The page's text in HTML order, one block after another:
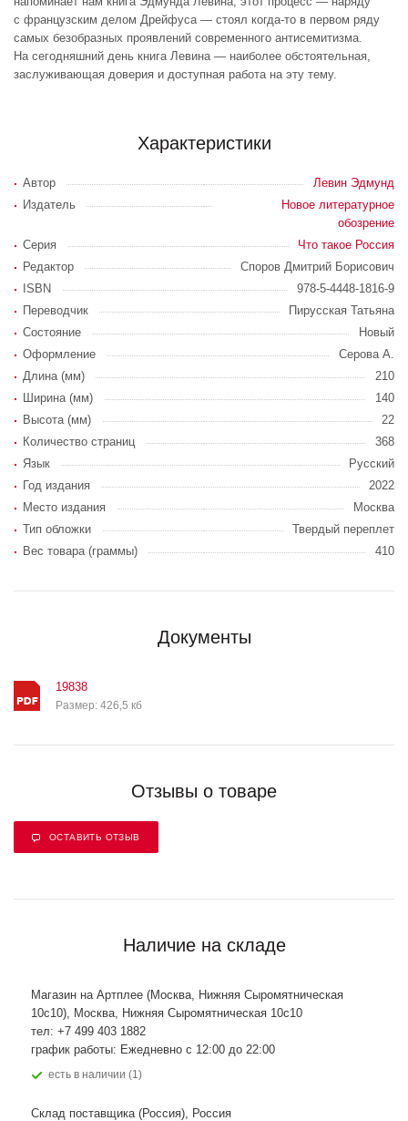
с французским делом Дрейфуса — стоял когда-то в первом ряду
самых безобразных проявлений современного антисемитизма.
На сегодняшний день книга Левина — наиболее обстоятельная,
заслуживающая доверия и доступная работа на эту тему.
Характеристики
Автор
Левин Эдмунд
Издатель
Новое литературное
обозрение
Серия
Что такое Россия
Редактор
Споров Дмитрий Борисович
ISBN
978-5-4448-1816-9
Переводчик
Пирусская Татьяна
Состояние
Новый
Оформление
Серова А.
Длина (мм)
210
Ширина (мм)
140
Высота (мм)
22
Количество страниц
368
Язык
Русский
Год издания
2022
Место издания
Москва
Тип обложки
Твердый переплет
Вес товара (граммы)
410
Документы
19838
Размер: 426,5 кб
Отзывы о товаре
ОСТАВИТЬ ОТЗЫВ
Наличие на складе
Магазин на Артплее (Москва, Нижняя Сыромятническая
10с10), Москва, Нижняя Сыромятническая 10с10
тел: +7 499 403 1882
график работы: Ежедневно с 12:00 до 22:00
Есть в наличии (1)
Склад поставщика (Россия), Россия